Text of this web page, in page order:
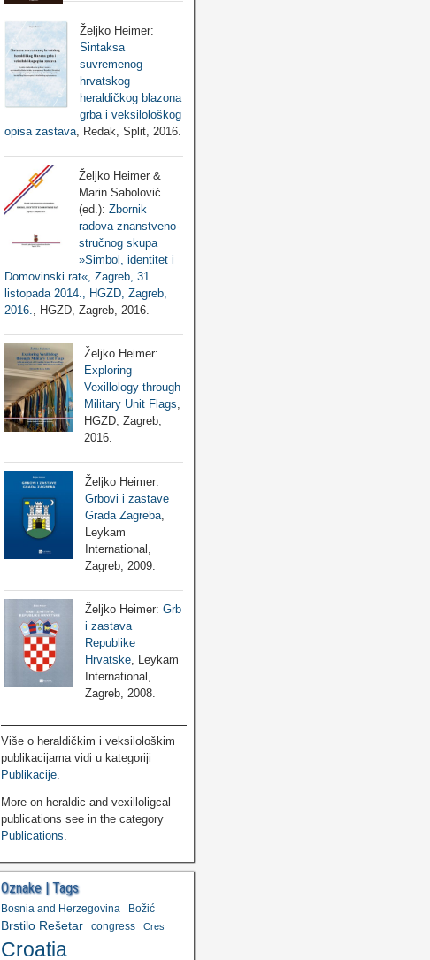
Željko Heimer:
Sintaksa
suvremenog
hrvatskog
heraldičkog blazona
grba i veksilološkog
opisa zastava, Redak, Split, 2016.
Željko Heimer &
Marin Sabolović
(ed.): Zbornik
radova znanstveno-
stručnog skupa
»Simbol, identitet i
Domovinski rat«, Zagreb, 31.
listopada 2014., HGZD, Zagreb,
2016.
, HGZD, Zagreb, 2016.
Željko Heimer:
Exploring
Vexillology through
Military Unit Flags,
HGZD, Zagreb,
2016.
Željko Heimer:
Grbovi i zastave
Grada Zagreba
Leykam
International,
Zagreb, 2009.
Željko Heimer:Grb
i zastava
Republike
Hrvatske, Leykam
International,
Zagreb, 2008.
Više o heraldičkim i veksilološkim
publikacijama vidi u kategoriji
Publikacije
More on heraldic and vexilloligcal
publications see in the category
Publications
Oznake | Tags
Bosnia and Herzegovina Božić
Brstilo Rešetar congress Cres
Croatia